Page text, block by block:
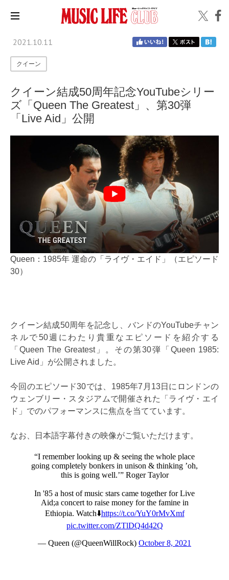
2021.10.11
クイーン
クイーン結成50周年記念YouTubeシリー
ズ「Queen The Greatest」、第30弾
「Live Aid」公開
Queen：1985年 運命の「ライヴ・エイド」（エピソード
30）
クイーン結成50周年を記念し、バンドのYouTubeチャン
ネルで50週にわたり貴重なエピソードを紹介する
「Queen The Greatest」。その第30弾「Queen 1985:
Live Aid」が公開されました。
今回のエピソード30では、1985年7月13日にロンドンの
ウェンブリー・スタジアムで開催された「ライヴ・エイ
ド」でのパフォーマンスに焦点を当てています。
なお、日本語字幕付きの映像がご覧いただけます。